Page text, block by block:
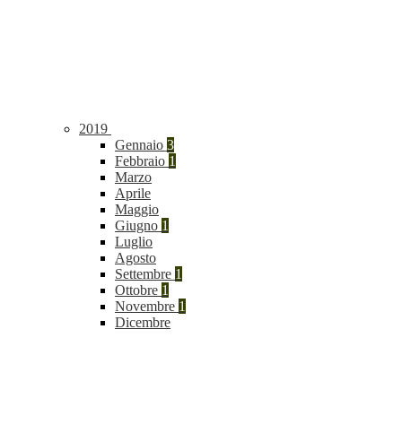
2019
Gennaio 3
Febbraio 1
Marzo
Aprile
Maggio
Giugno 1
Luglio
Agosto
Settembre 1
Ottobre 1
Novembre 1
Dicembre